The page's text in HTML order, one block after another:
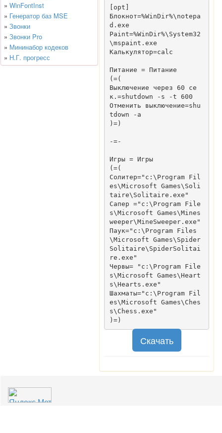
» WinFontInst
» Генератор баз MSE
» Звонки
» Звонки Pro
» Мининабор кодеков
» Н.Г. прогресс
[opt]
Блокнот=%WinDir%\notepa
d.exe
Paint=%WinDir%\System32
\mspaint.exe
Калькулятор=calc
Питание = Питание
(=(
Выключение через 60 се
к.=shutdown -s -t 600
Отменить выключение=shu
tdown -a
)=)
-=-
Игры = Игры
(=(
Солитер="c:\Program Fil
es\Microsoft Games\Soli
taire\Solitaire.exe"
Сапер ="c:\Program File
s\Microsoft Games\Mines
weeper\MineSweeper.exe"
Паук="c:\Program Files
\Microsoft Games\Spider
Solitaire\SpiderSolitai
re.exe"
Червы= "c:\Program File
s\Microsoft Games\Heart
s\Hearts.exe"
Шахматы="c:\Program Fil
es\Microsoft Games\Ches
s\Chess.exe"
Скачать